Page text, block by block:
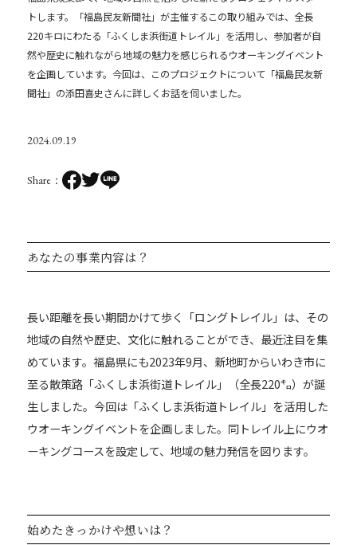
トします。「福島民友新聞社」が主催するこの取り組みでは、全長
220キロにわたる「ふくしま浜街道トレイル」を活用し、参加者が自
然や歴史に触れながら地域の魅力を感じられるウオーキングイベント
を企画しています。今回は、このプロジェクトについて「福島民友新
聞社」の添田喜史さんに詳しくお話を伺いました。
2024.09.19
Share
あなたの事業内容は？
長い距離を長い期間かけて歩く「ロングトレイル」は、その
地域の自然や歴史、文化に触れることができ、最近注目を集
めています。福島県にも2023年9月、新地町からいわき市に
至る散策路「ふくしま浜街道トレイル」（全長220㌔）が誕
生しました。今回は「ふくしま浜街道トレイル」を活用した
ウオーキングイベントを企画しました。同トレイル上にウオ
ーキングコースを設定して、地域の魅力発信を図ります。
始めたきっかけや想いは？